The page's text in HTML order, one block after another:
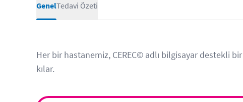
GenelTedavi Özeti
Her bir hastanemiz, CEREC© adlı bilgisayar destekli
kılar.